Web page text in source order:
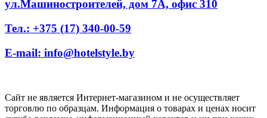
ул.Машиностроителей, дом 7А, офис 310
Тел.: +375 (17) 340-00-59
E-mail: info@hotelstyle.by
Сайт не является Интернет-магазином и не осуществляет
торговлю по образцам. Информация о товарах и ценах носит